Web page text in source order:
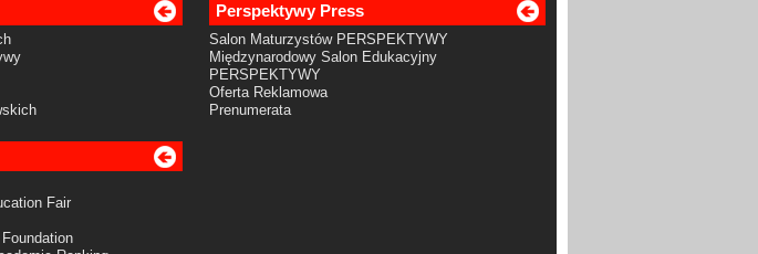
Perspektywy Press
Salon Maturzystów PERSPEKTYWY
Międzynarodowy Salon Edukacyjny
PERSPEKTYWY
Oferta Reklamowa
Prenumerata
Fair